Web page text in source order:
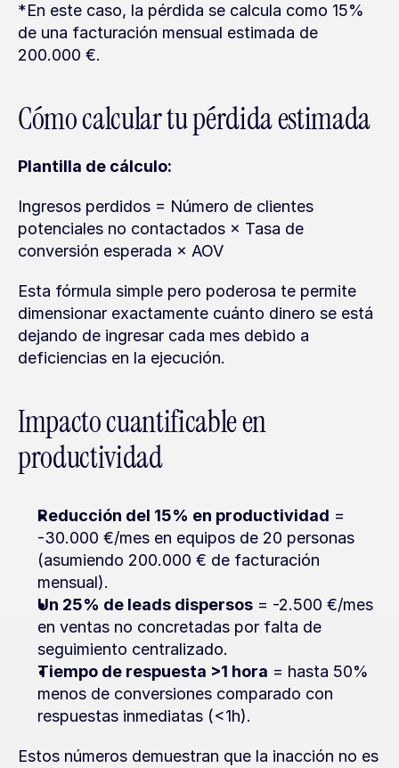
*En este caso, la pérdida se calcula como 15%
de una facturación mensual estimada de
200.000 €.
Cómo calcular tu pérdida estimada
Plantilla de cálculo:
Ingresos perdidos = Número de clientes
potenciales no contactados × Tasa de
conversión esperada × AOV
Esta fórmula simple pero poderosa te permite
dimensionar exactamente cuánto dinero se está
dejando de ingresar cada mes debido a
deficiencias en la ejecución.
Impacto cuantificable en
productividad
Reducción del 15% en productividad =
-30.000 €/mes en equipos de 20 personas
(asumiendo 200.000 € de facturación
mensual).
Un 25% de leads dispersos = -2.500 €/mes
en ventas no concretadas por falta de
seguimiento centralizado.
Tiempo de respuesta >1 hora = hasta 50%
menos de conversiones comparado con
respuestas inmediatas (<1h).
Estos números demuestran que la inacción no es